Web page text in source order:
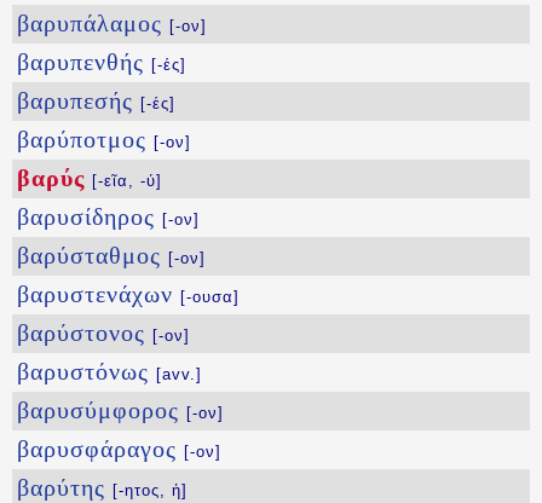
βαρυπάλαμος [-ον]
βαρυπενθής [-ές]
βαρυπεσής [-ές]
βαρύποτμος [-ον]
βαρύς [-εῖα, -ύ]
βαρυσίδηρος [-ον]
βαρύσταθμος [-ον]
βαρυστενάχων [-ουσα]
βαρύστονος [-ον]
βαρυστόνως [avv.]
βαρυσύμφορος [-ον]
βαρυσφάραγος [-ον]
βαρύτης [-ητος, ἡ]